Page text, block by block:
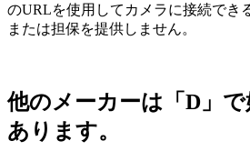
のURLを使用してカメラに接続でき
または担保を提供しません。
他のメーカーは「D」
あります。